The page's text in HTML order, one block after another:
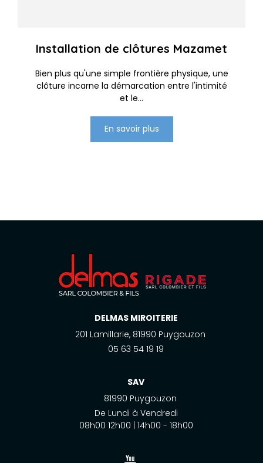
Installation de clôtures Mazamet
Bien plus qu'une simple frontière physique, une
clôture incarne la démarcation entre l'intimité
et le...
En savoir plus
DELMAS MIROITERIE
201 Lamillarie, 81990 Puygouzon
05 63 54 19 19
SAV
81990 Puygouzon
De Lundi à Vendredi
08h00 12h00 | 14h00 - 18h00